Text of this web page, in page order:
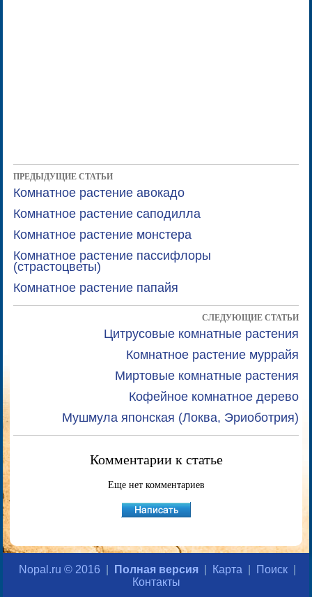
ПРЕДЫДУЩИЕ СТАТЬИ
Комнатное растение авокадо
Комнатное растение саподилла
Комнатное растение монстера
Комнатное растение пассифлоры
(страстоцветы)
Комнатное растение папайя
СЛЕДУЮЩИЕ СТАТЬИ
Цитрусовые комнатные растения
Комнатное растение муррайя
Миртовые комнатные растения
Кофейное комнатное дерево
Мушмула японская (Локва, Эриоботрия)
Комментарии к статье
Еще нет комментариев
Nopal.ru © 2016 Полная версия Карта Поиск
Контакты